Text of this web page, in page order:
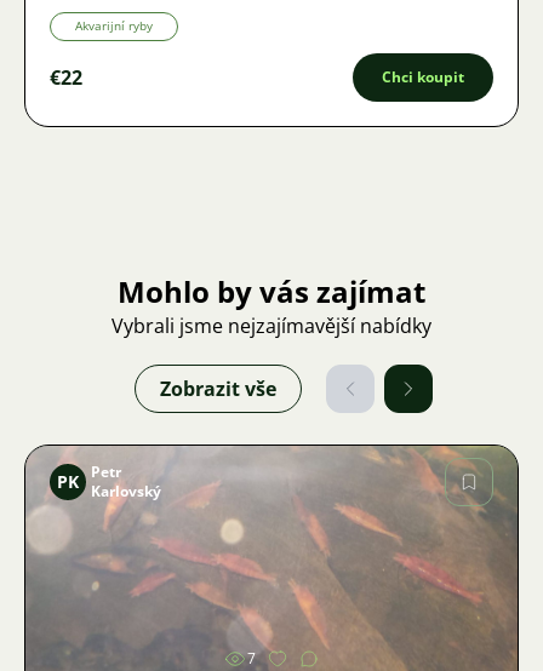
Akvarijní ryby
€22 Chci koupit
Mohlo by vás zajímat
Vybrali jsme nejzajímavější nabídky
Zobrazit vše
Obrázek
PK
Petr
Karlovský
7